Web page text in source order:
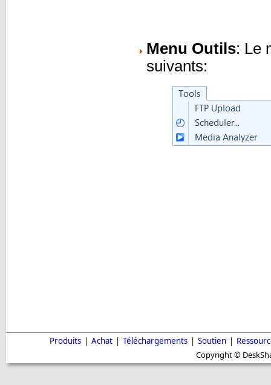
Menu Outils: Le
suivants:
Produits | Achat | Téléchargements | Soutien |
Copyright ©